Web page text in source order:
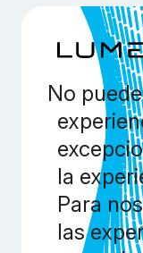
No
la
Para
las